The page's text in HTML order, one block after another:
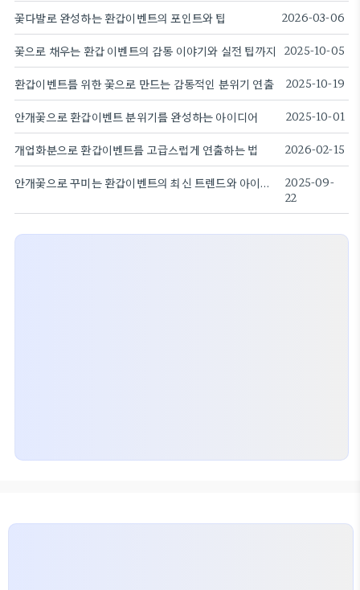
꽃다발로 완성하는 환갑이벤트의 포인트와 팁 2026-03-06
꽃으로 채우는 환갑 이벤트의 감동 이야기와 실전 팁까지 2025-10-05
환갑이벤트를 위한 꽃으로 만드는 감동적인 분위기 연출 2025-10-19
안개꽃으로 환갑이벤트 분위기를 완성하는 아이디어 2025-10-01
개업화분으로 환갑이벤트를 고급스럽게 연출하는 법 2026-02-15
안개꽃으로 꾸미는 환갑이벤트의 최신 트렌드와 아이디어
2025-09-
22